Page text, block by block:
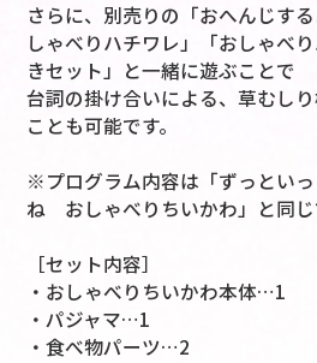
さらに、別売りの「おへんじす
しゃべりハチワレ」「おしゃべ
きセット」と一緒に遊ぶことで
台詞の掛け合いによる、草むし
ことも可能です。
※プログラム内容は「ずっとい
ね おしゃべりちいかわ」と同じ
［セット内容］
・おしゃべりちいかわ本体…1
・パジャマ…1
・食べ物パーツ…2